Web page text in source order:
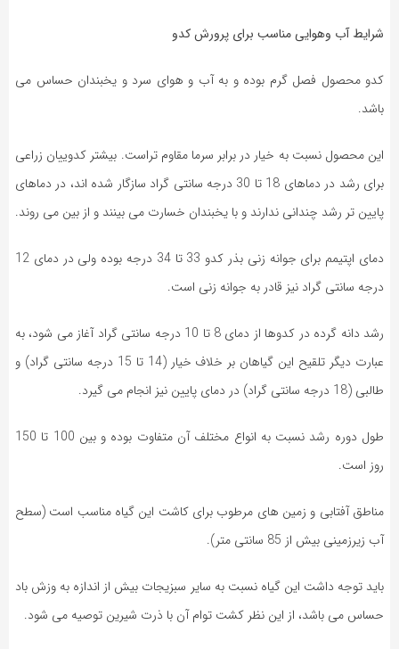
شرایط آب وهوایی مناسب برای پرورش کدو
کدو محصول فصل گرم بوده و به آب و هوای سرد و یخبندان حساس می
باشد.
این محصول نسبت به خیار در برابر سرما مقاوم تراست. بیشتر کدوییان زراعی
برای رشد در دماهای 18 تا 30 درجه سانتی گراد سازگار شده اند، در دماهای
پایین تر رشد چندانی ندارند و با یخبندان خسارت می بینند و از بین می روند.
دمای اپتیمم برای جوانه زنی بذر کدو 33 تا 34 درجه بوده ولی در دمای 12
درجه سانتی گراد نیز قادر به جوانه زنی است.
رشد دانه گرده در کدوها از دمای 8 تا 10 درجه سانتی گراد آغاز می شود، به
عبارت دیگر تلقیح این گیاهان بر خلاف خیار (14 تا 15 درجه سانتی گراد) و
طالبی (18 درجه سانتی گراد) در دمای پایین نیز انجام می گیرد.
طول دوره رشد نسبت به انواع مختلف آن متفاوت بوده و بین 100 تا 150
روز است.
مناطق آفتابی و زمین های مرطوب برای کاشت این گیاه مناسب است (سطح
آب زیرزمینی بیش از 85 سانتی متر).
باید توجه داشت این گیاه نسبت به سایر سبزیجات بیش از اندازه به وزش باد
حساس می باشد، از این نظر کشت توام آن با ذرت شیرین توصیه می شود.